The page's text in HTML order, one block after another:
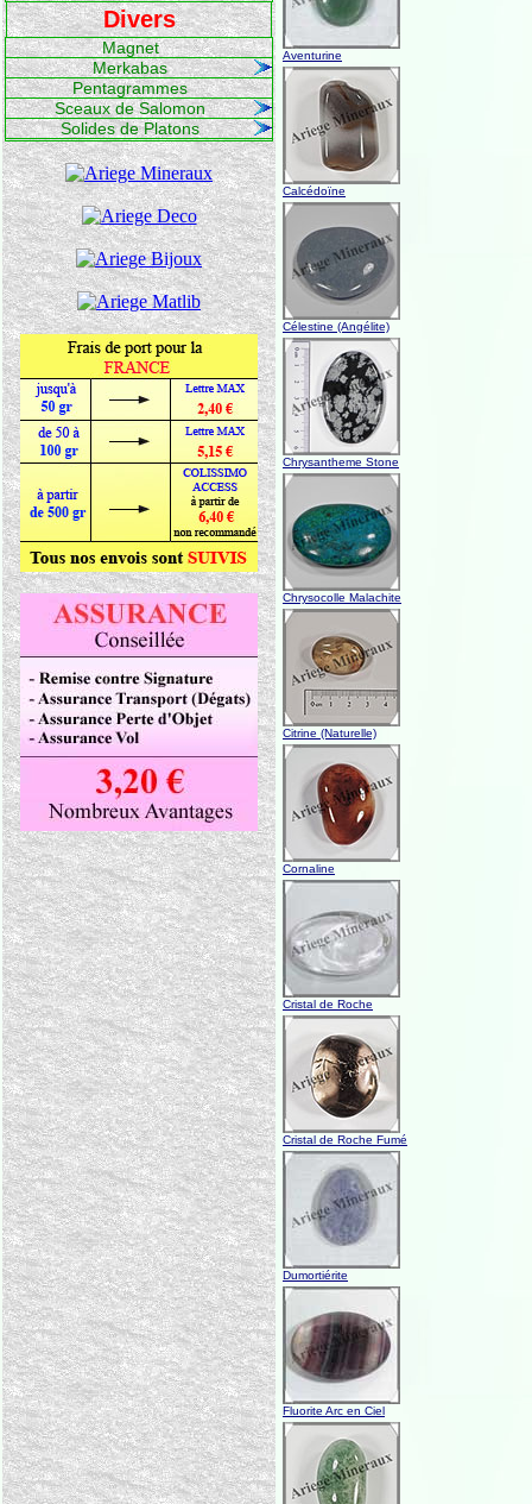
Divers
Magnet
Merkabas
Pentagrammes
Sceaux de Salomon
Solides de Platons
Aventurine
Calcédoïne
Célestine (Angélite)
Chrysantheme Stone
Chrysocolle Malachite
Citrine (Naturelle)
Cornaline
Cristal de Roche
Cristal de Roche Fumé
Dumortiérite
Fluorite Arc en Ciel